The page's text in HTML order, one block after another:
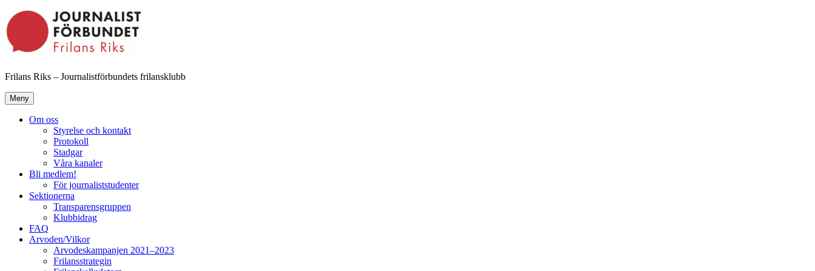
Hoppa
till
innehåll
Frilans Riks – Journalistförbundets frilansklubb
Meny
Om oss
Styrelse och kontakt
Protokoll
Stadgar
Våra kanaler
Bli medlem!
För journaliststudenter
Sektionerna
Transparensgruppen
Klubbidrag
FAQ
Arvoden/Vilkor
Arvodeskampanjen 2021–2023
Frilansstrategin